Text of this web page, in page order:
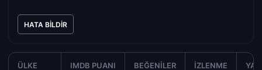
HATA BILDIR
ÜLKE IMDB PUANI BEĞENILER İZLENME